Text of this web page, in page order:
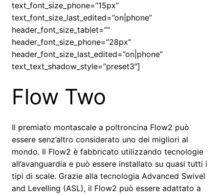
text_font_size_phone=”15px”
text_font_size_last_edited=”on|phone”
header_font_size_tablet=””
header_font_size_phone=”28px”
header_font_size_last_edited=”on|phone”
text_text_shadow_style=”preset3″]
Flow Two
Il premiato montascale a poltroncina Flow2 può
essere senz’altro considerato uno dei migliori al
mondo. Il Flow2 è fabbricato utilizzando tecnologie
all’avanguardia e può essere installato su quasi tutti i
tipi di scale. Grazie alla tecnologia Advanced Swivel
and Levelling (ASL), il Flow2 può essere adattato a